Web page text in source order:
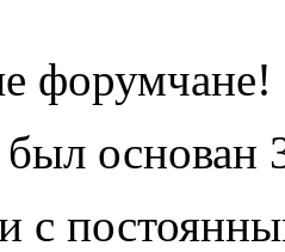
форумчане!
основан
с